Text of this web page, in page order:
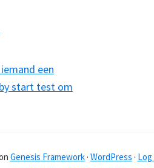
een
start test om
Genesis Framework· WordPress · Log